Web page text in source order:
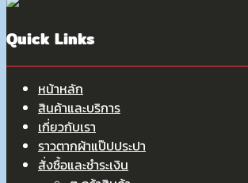
Quick Links
หน้าหลัก
สินค้าและบริการ
เกี่ยวกับเรา
ราวตากผ้าแป๊ปประปา
สั่งซื้อและชำระเงิน